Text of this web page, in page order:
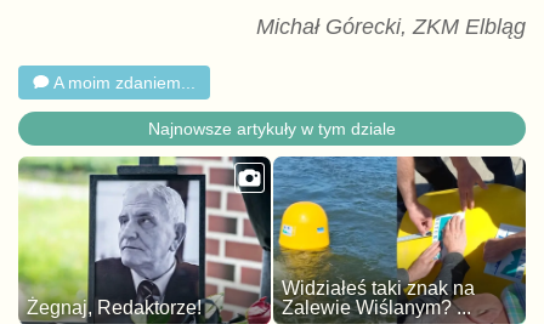
Michał Górecki, ZKM Elbląg
A moim zdaniem...
Najnowsze artykuły w tym dziale
Żegnaj, Redaktorze!
Widziałeś taki znak na
Zalewie Wiślanym? ...